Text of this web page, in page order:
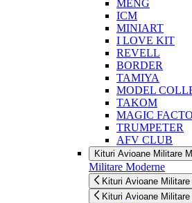
MENG
ICM
MINIART
I LOVE KIT
REVELL
BORDER
TAMIYA
MODEL
TAKOM
MAGIC
TRUMPETER
AFV CLUB
Kituri Avioane Militare
Militare Moderne
Kituri Avioane Militare
Kituri Avioane Militare